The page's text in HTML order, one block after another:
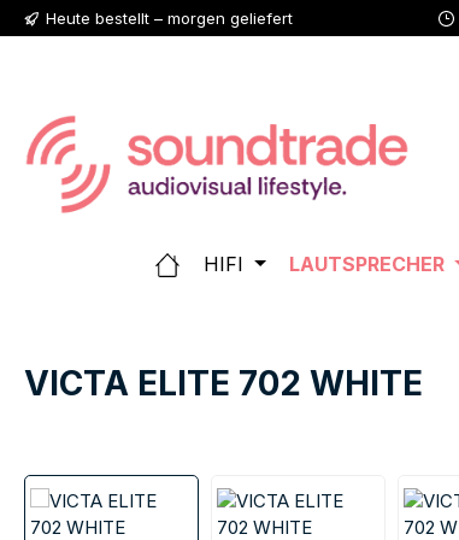
Hauptinhalt springen
Zur Suche springen
Zur Hauptnavigation springen
Heute bestellt – morgen geliefert
HIFI LAUTSPRECHER
VICTA ELITE 702 WHITE
Bildergalerie überspringen